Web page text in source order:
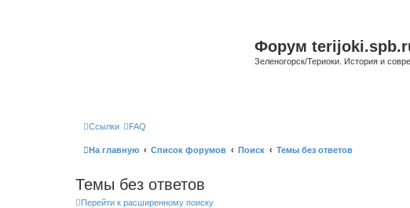
Форум
Зеленогорск/Териоки. История и
Ссылки FAQ
На главную Список форумов Поиск Темы без ответов
Темы без ответов
Перейти к расширенному поиску